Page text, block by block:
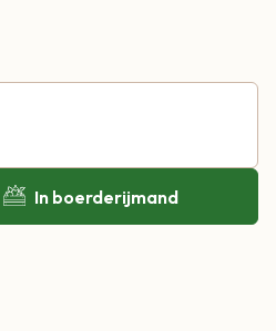
In boerderijmand